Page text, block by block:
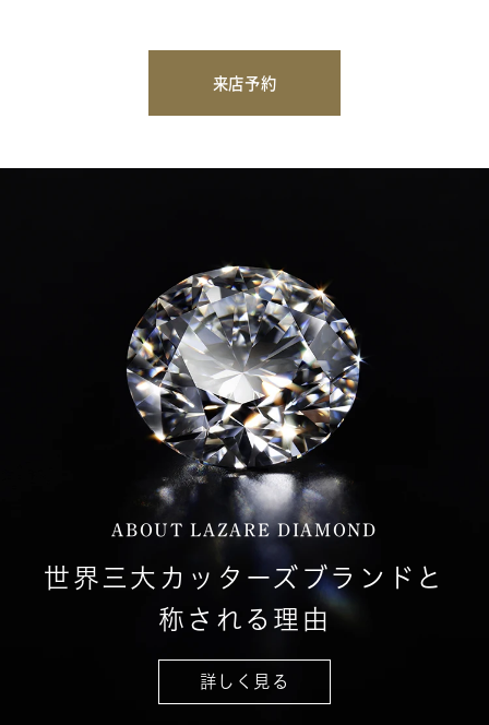
来店予約
ABOUT LAZARE DIAMOND
世界三大カッターズブランドと
称される理由
詳しく見る